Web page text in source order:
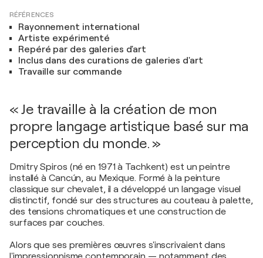
RÉFÉRENCES
Rayonnement international
Artiste expérimenté
Repéré par des galeries d'art
Inclus dans des curations de galeries d'art
Travaille sur commande
« Je travaille à la création de mon
propre langage artistique basé sur ma
perception du monde. »
Dmitry Spiros (né en 1971 à Tachkent) est un peintre
installé à Cancún, au Mexique. Formé à la peinture
classique sur chevalet, il a développé un langage visuel
distinctif, fondé sur des structures au couteau à palette,
des tensions chromatiques et une construction de
surfaces par couches.
Alors que ses premières œuvres s'inscrivaient dans